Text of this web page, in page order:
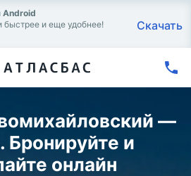
Android
быстрее и еще удобнее!
Скачать
—
Бронируйте и
онлайн